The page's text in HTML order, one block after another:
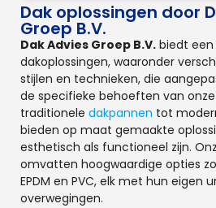
Dak oplossingen door
Groep B.V.
Dak Advies Groep B.V. biedt
dakoplossingen, waaronder
stijlen en technieken, die
de specifieke behoeften van
traditionele dakpannen tot
bieden op maat gemaakte
esthetisch als functioneel zijn.
omvatten hoogwaardige opties
EPDM en PVC, elk met hun eigen
overwegingen.